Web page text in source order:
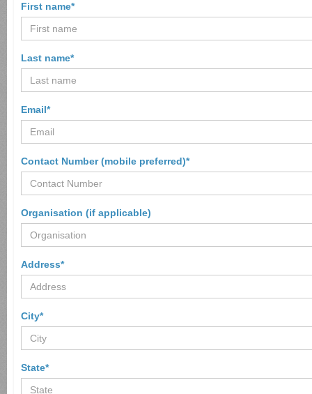
First name*
Last name*
Email*
Contact Number (mobile preferred)*
Organisation (if applicable)
Address*
City*
State*